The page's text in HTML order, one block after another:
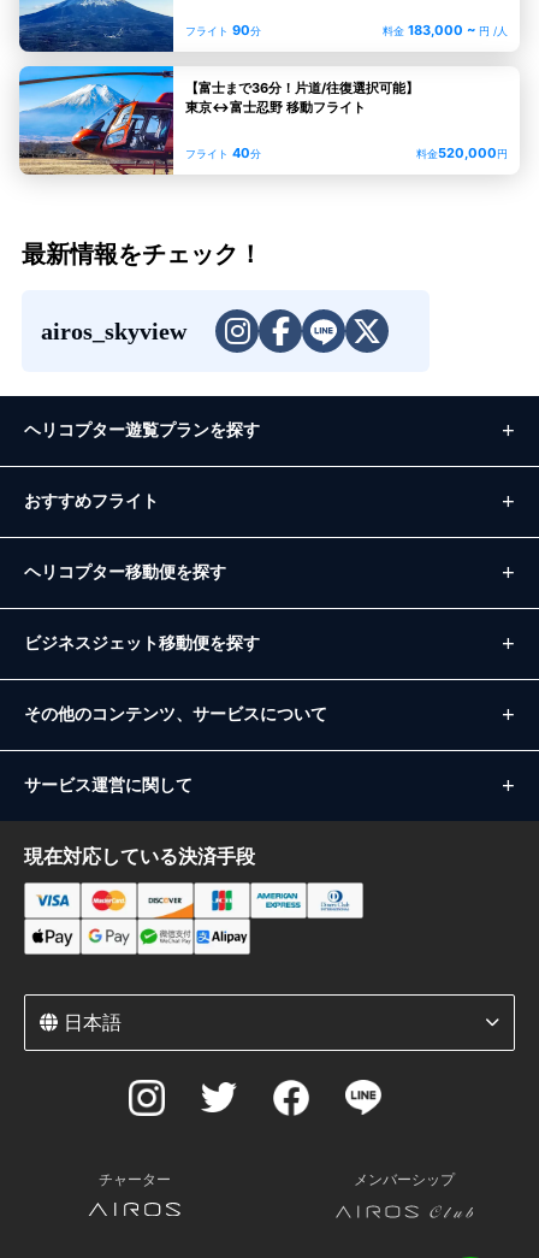
フライト 90分 料金 183,000 ~ 円 /人
【富士まで36分！片道/往復選択可能】
東京↔︎富士忍野 移動フライト
フライト 40分 料金520,000円
最新情報をチェック！
airos_skyview
ヘリコプター遊覧プランを探す
おすすめフライト
ヘリコプター移動便を探す
ビジネスジェット移動便を探す
その他のコンテンツ、サービスについて
サービス運営に関して
現在対応している決済手段
日本語
チャーター メンバーシップ